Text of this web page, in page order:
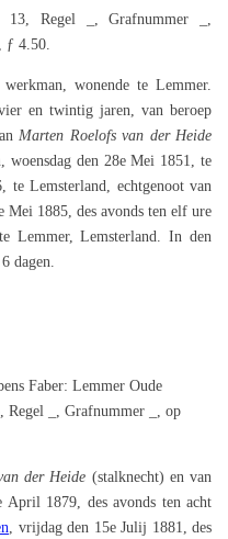
13, Regel _, Grafnummer _,
ƒ 4.50.
wonende te Lemmer.
en twintig jaren, van beroep
Marten Roelofs van der Heide
woensdag den 28e Mei 1851, te
te Lemsterland, echtgenoot van
Mei 1885, des avonds ten elf ure
Lemmer, Lemsterland. In den
dagen.
Faber: Lemmer Oude
Regel _, Grafnummer _, op
der Heide (stalknecht) en van
April 1879, des avonds ten acht
, vrijdag den 15e Julij 1881, des